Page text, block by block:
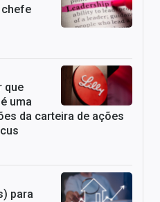
chefe
que
uma
da carteira de ações
para